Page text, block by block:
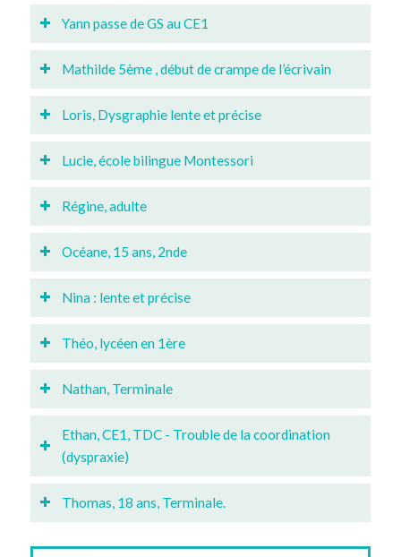
Yann passe de GS au CE1
Mathilde 5ème , début de crampe de l’écrivain
Loris, Dysgraphie lente et précise
Lucie, école bilingue Montessori
Régine, adulte
Océane, 15 ans, 2nde
Nina : lente et précise
Théo, lycéen en 1ère
Nathan, Terminale
Ethan, CE1, TDC - Trouble de la coordination
(dyspraxie)
Thomas, 18 ans, Terminale.